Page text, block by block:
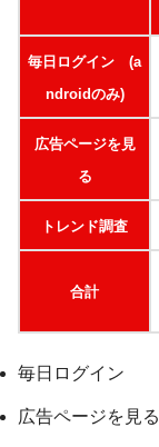
毎日ログイン (a
ndroidのみ)
広告ページを見
る
トレンド調査
合計
毎日ログイン
広告ページを見る